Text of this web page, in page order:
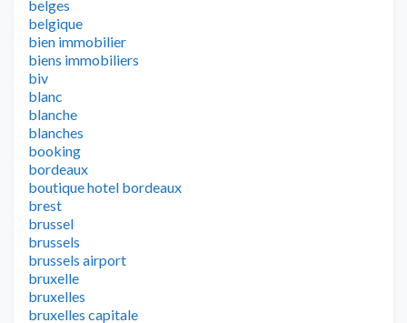
belges
belgique
bien immobilier
biens immobiliers
biv
blanc
blanche
blanches
booking
bordeaux
boutique hotel bordeaux
brest
brussel
brussels
brussels airport
bruxelle
bruxelles
bruxelles capitale